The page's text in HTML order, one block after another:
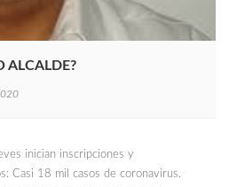
ALCALDE?
inician inscripciones y
Casi 18 mil casos de coronavirus.